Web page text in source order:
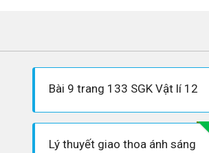
Bài 9 trang 133 SGK Vật lí 12
Lý thuyết giao thoa ánh sáng